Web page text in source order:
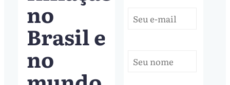
no
Brasil e
no